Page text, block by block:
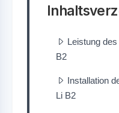
Leistung
B2
Installation
Li B2